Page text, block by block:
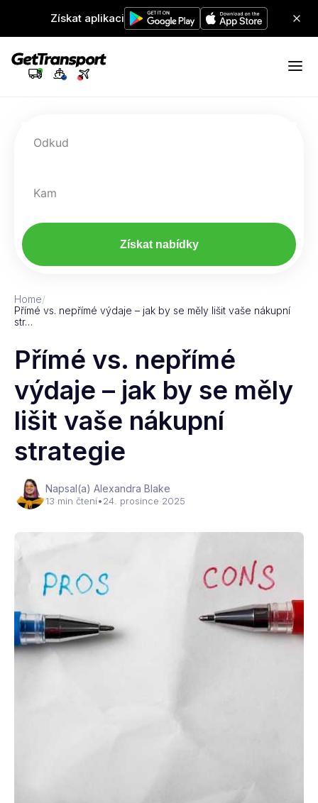
Získat aplikaci
Odkud
Kam
Získat nabídky
Home/
Přímé vs. nepřímé výdaje – jak by se měly lišit vaše nákupní
str…
Přímé vs. nepřímé
výdaje – jak by se měly
lišit vaše nákupní
strategie
Napsal(a) Alexandra Blake
13 min čtení•24. prosince 2025